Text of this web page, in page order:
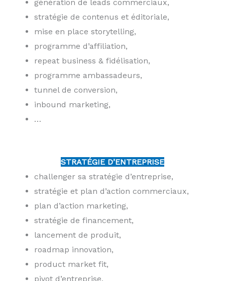
génération de leads commerciaux,
stratégie de contenus et éditoriale,
mise en place storytelling,
programme d’affiliation,
repeat business & fidélisation,
programme ambassadeurs,
tunnel de conversion,
inbound marketing,
…
STRATÉGIE D’ENTREPRISE
challenger sa stratégie d’entreprise,
stratégie et plan d’action commerciaux,
plan d’action marketing,
stratégie de financement,
lancement de produit,
roadmap innovation,
product market fit,
pivot d’entreprise,